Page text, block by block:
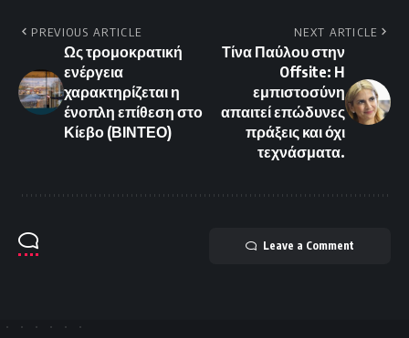
PREVIOUS ARTICLE
Ως τρομοκρατική
ενέργεια
χαρακτηρίζεται η
ένοπλη επίθεση στο
Κίεβο (ΒΙΝΤΕΟ)
NEXT ARTICLE
Τίνα Παύλου στην
Offsite: Η
εμπιστοσύνη
απαιτεί επώδυνες
πράξεις και όχι
τεχνάσματα.
Leave a Comment